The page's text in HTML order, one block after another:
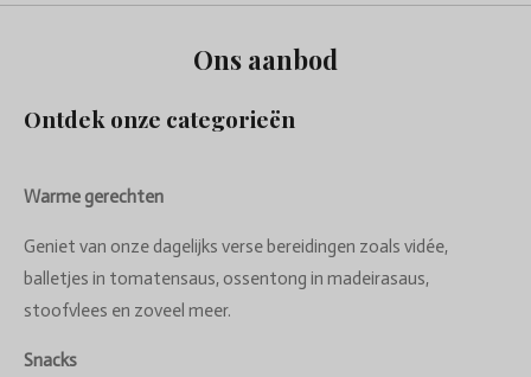
Ons aanbod
Ontdek onze categorieën
Warme gerechten
Geniet van onze dagelijks verse bereidingen zoals vidée,
balletjes in tomatensaus, ossentong in madeirasaus,
stoofvlees en zoveel meer.
Snacks